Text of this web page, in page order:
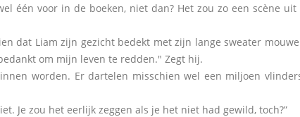
één voor in de boeken, niet dan? Het zou zo een scène
dat Liam zijn gezicht bedekt met zijn lange sweater
om mijn leven te redden." Zegt hij.
worden. Er dartelen misschien wel een miljoen
Je zou het eerlijk zeggen als je het niet had gewild, toch?”